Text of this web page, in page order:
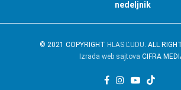
nedeljnik
© 2021 COPYRIGHT HLAS ĽUDU . ALL
Izrada web sajtova CIFRA